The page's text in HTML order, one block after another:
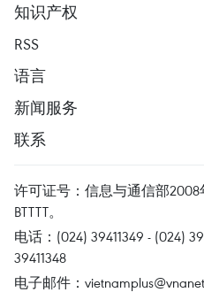
知识产权
RSS
语言
新闻服务
联系
许可证号：信息与通信部2008
BTTTT。
电话：(024) 39411349 - (024)
39411348
电子邮件：